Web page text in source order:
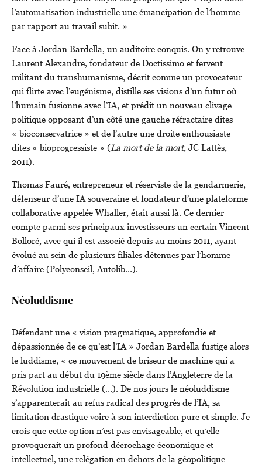
l’automatisation industrielle une émancipation de l’homme
par rapport au travail subit. »
Face à Jordan Bardella, un auditoire conquis. On y retrouve
Laurent Alexandre, fondateur de Doctissimo et fervent
militant du transhumanisme, décrit comme un provocateur
qui flirte avec l’eugénisme, distille ses visions d’un futur où
l’humain fusionne avec l’IA, et prédit un nouveau clivage
politique opposant d’un côté une gauche réfractaire dites
« bioconservatrice » et de l’autre une droite enthousiaste
dites « bioprogressiste » (La mort de la mort, JC Lattès,
2011).
Thomas Fauré, entrepreneur et réserviste de la gendarmerie,
défenseur d’une IA souveraine et fondateur d’une plateforme
collaborative appelée Whaller, était aussi là. Ce dernier
compte parmi ses principaux investisseurs un certain Vincent
Bolloré, avec qui il est associé depuis au moins 2011, ayant
évolué au sein de plusieurs filiales détenues par l’homme
d’affaire (Polyconseil, Autolib…).
Néoluddisme
Défendant une « vision pragmatique, approfondie et
dépassionnée de ce qu’est l’IA » Jordan Bardella fustige alors
le luddisme, « ce mouvement de briseur de machine qui a
pris part au début du 19ème siècle dans l’Angleterre de la
Révolution industrielle (…). De nos jours le néoluddisme
s’apparenterait au refus radical des progrès de l’IA, sa
limitation drastique voire à son interdiction pure et simple. Je
crois que cette option n’est pas envisageable, et qu’elle
provoquerait un profond décrochage économique et
intellectuel, une relégation en dehors de la géopolitique